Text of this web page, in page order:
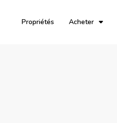
Propriétés Acheter